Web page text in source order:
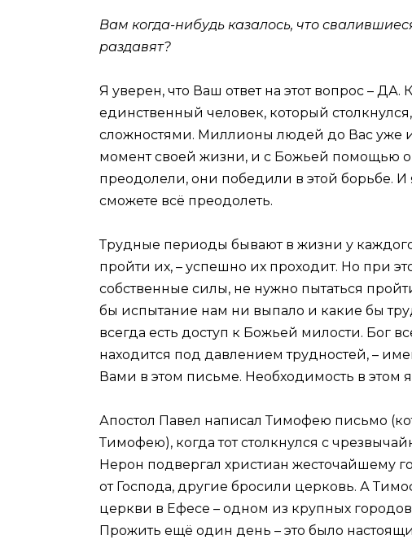
Вам когда-нибудь казалось, что
раздавят?
Я уверен, что Ваш ответ на этот вопрос – ДА.
единственный человек, который
сложностями. Миллионы людей до Вас уже
момент своей жизни, и с Божьей помощью
преодолели, они победили в этой борьбе. И
сможете всё преодолеть.
Трудные периоды бывают в жизни у
пройти их, – успешно их проходит. Но при
собственные силы, не нужно пытаться
бы испытание нам ни выпало и какие бы
всегда есть доступ к Божьей милости. Бог
находится под давлением трудностей, –
Вами в этом письме. Необходимость в этом
Апостол Павел написал Тимофею письмо
Тимофею), когда тот столкнулся с
Нерон подвергал христиан жесточайшему
от Господа, другие бросили церковь. А
церкви в Ефесе – одном из крупных
Прожить ещё один день – это было